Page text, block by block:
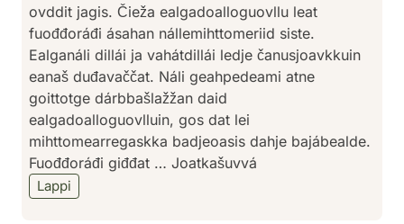
ovddit jagis. Čieža ealgadoalloguovllu leat
fuođđoráđi ásahan nállemihttomeriid siste.
Ealganáli dillái ja vahátdillái ledje čanusjoavkkuin
eanaš duđavaččat. Náli geahpedeami atne
goittotge dárbbašlažžan daid
ealgadoalloguovlluin, gos dat lei
mihttomearregaskka badjeoasis dahje bajábealde.
Fuođđoráđi giđđat … Joatkašuvvá
Lappi